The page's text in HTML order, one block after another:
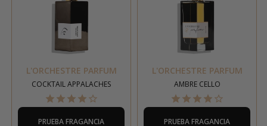
L'ORCHESTRE PARFUM
COCKTAIL APPALACHES
PRUEBA FRAGANCIA
L'ORCHESTRE PARFUM
AMBRE CELLO
PRUEBA FRAGANCIA